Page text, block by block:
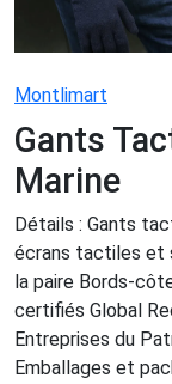
Montlimart
Gants
Marine
Détails : Gants
écrans tactiles et
la paire Bords-
certifiés Global
Entreprises du
Emballages et